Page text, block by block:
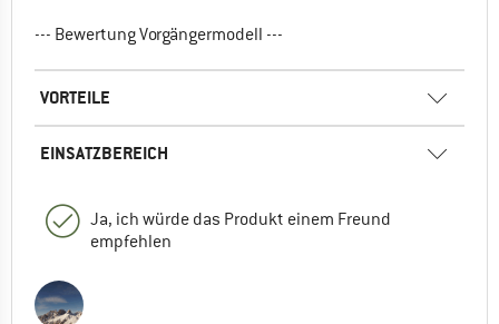
--- Bewertung Vorgängermodell ---
VORTEILE
EINSATZBEREICH
Ja, ich würde das Produkt einem Freund
empfehlen